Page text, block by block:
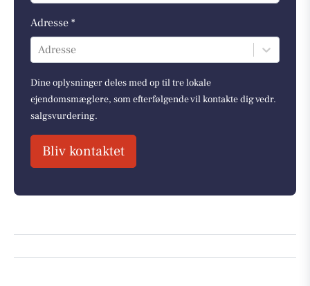
Adresse *
Adresse
Dine oplysninger deles med op til tre lokale
ejendomsmæglere, som efterfølgende vil kontakte dig vedr.
salgsvurdering.
Bliv kontaktet